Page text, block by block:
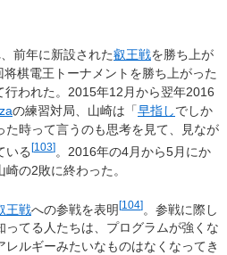
前年に新設された叡王戦を勝ち上が
将棋電王トーナメントを勝ち上がった
行われた。2015年12月から翌年2016
の練習対局、山崎は「早指しでしか
時って言うのも思考を見て、見なが
いる [103] 。2016年の4月から5月にか
の2敗に終わった。
王戦への参戦を表明[104]。参戦に際し
ってる人たちは、プログラムが強くな
ルギーみたいなものはなくなってき